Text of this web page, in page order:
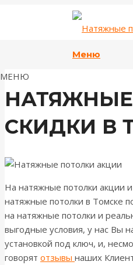
Меню
МЕНЮ
СКИДКИ В
На натяжные потолки акции
натяжные потолки в Томске
на натяжные потолки и
выгодные условия, у нас Вы
установкой под ключ, и,
говорят отзывы наших